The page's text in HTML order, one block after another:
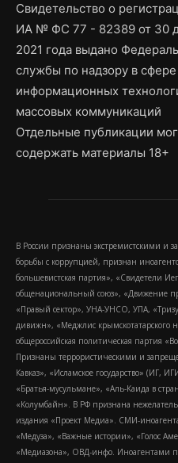
Свидетельство о
ИА № ФС 77 - 82389 от 30
2021 года выдано
службы по надзору в сфере
информационных
массовых коммуникаций
Отдельные публикации
содержать материалы 18+
В России признаны экстремистскими и
борьбы с коррупцией, признан
большевистская партия», «Свидетели
общенациональный союз», «Движение
«Правый сектор», УНА-УНСО, УПА,
дивижн», «Меджлис крымскотатарского
общероссийская политическая партия
Признаны террористическими и
Кавказ», «Исламское государство» (ИГ,
«Братья-мусульмане», «Аль-Каида в
«Колумбайн». В РФ признана
издания «Проект Медиа». СМИ-
«Медуза», «Важные истории», «Голос
«Медиазона», ОВД-инфо. Иноагентами